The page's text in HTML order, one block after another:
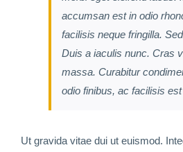
accumsan est in odio
facilisis neque fringilla.
Duis a iaculis nunc. Cras
massa. Curabitur
odio finibus, ac facilisis
Ut gravida vitae dui ut euismod.